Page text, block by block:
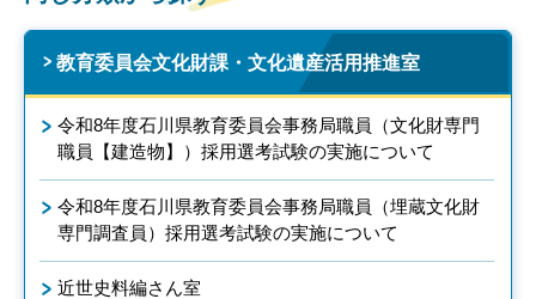
教育委員会文化財課・文化遺産活用推進室
令和8年度石川県教育委員会事務局職員（文化財専門
職員【建造物】）採用選考試験の実施について
令和8年度石川県教育委員会事務局職員（埋蔵文化財
専門調査員）採用選考試験の実施について
近世史料編さん室